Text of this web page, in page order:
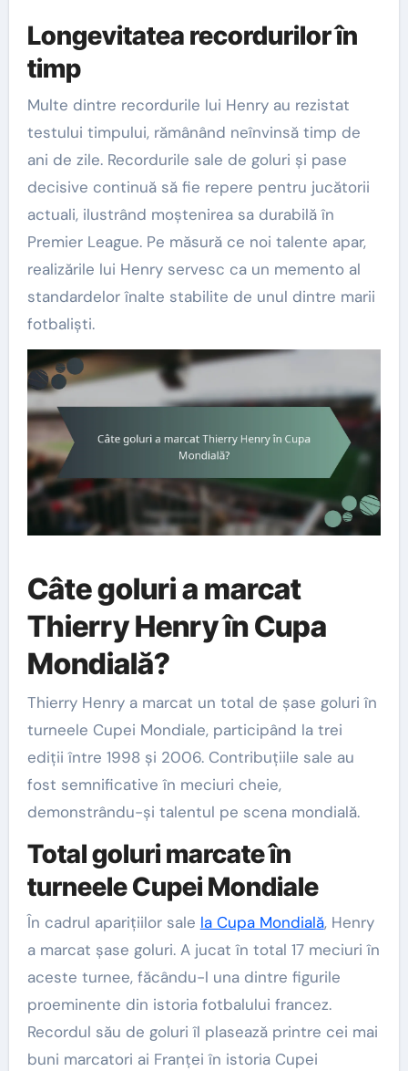
Longevitatea recordurilor în
timp
Multe dintre recordurile lui Henry au rezistat
testului timpului, rămânând neînvinsă timp de
ani de zile. Recordurile sale de goluri și pase
decisive continuă să fie repere pentru jucătorii
actuali, ilustrând moștenirea sa durabilă în
Premier League. Pe măsură ce noi talente apar,
realizările lui Henry servesc ca un memento al
standardelor înalte stabilite de unul dintre marii
fotbaliști.
Câte goluri a marcat
Thierry Henry în Cupa
Mondială?
Thierry Henry a marcat un total de șase goluri în
turneele Cupei Mondiale, participând la trei
ediții între 1998 și 2006. Contribuțiile sale au
fost semnificative în meciuri cheie,
demonstrându-și talentul pe scena mondială.
Total goluri marcate în
turneele Cupei Mondiale
În cadrul aparițiilor sale la Cupa Mondială, Henry
a marcat șase goluri. A jucat în total 17 meciuri în
aceste turnee, făcându-l una dintre figurile
proeminente din istoria fotbalului francez.
Recordul său de goluri îl plasează printre cei mai
buni marcatori ai Franței în istoria Cupei